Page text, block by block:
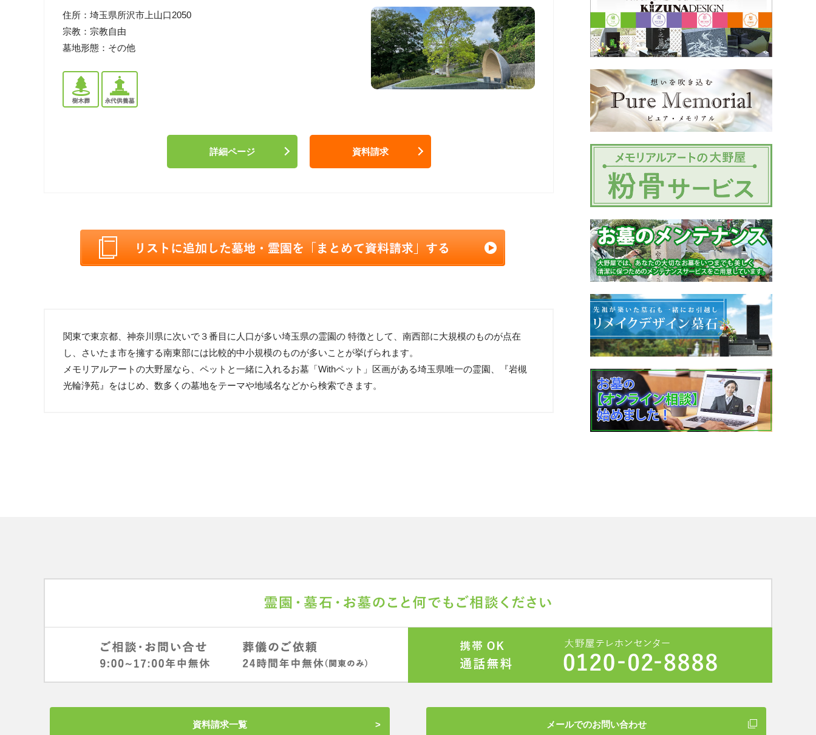
住所： 埼玉県所沢市上山口2050
宗教： 宗教自由
墓地形態： その他
詳細ページ 資料請求
関東で東京都、神奈川県に次いで３番目に人口が多い埼玉県の霊園の 特徴として、南西部に大規模のものが点在
し、さいたま市を擁する南東部には比較的中小規模のものが多いことが挙げられます。
メモリアルアートの大野屋なら、ペットと一緒に入れるお墓「Withペット」区画がある埼玉県唯一の霊園、『岩槻
光輪浄苑』をはじめ、数多くの墓地をテーマや地域名などから検索できます。
資料請求一覧 メールでのお問い合わせ